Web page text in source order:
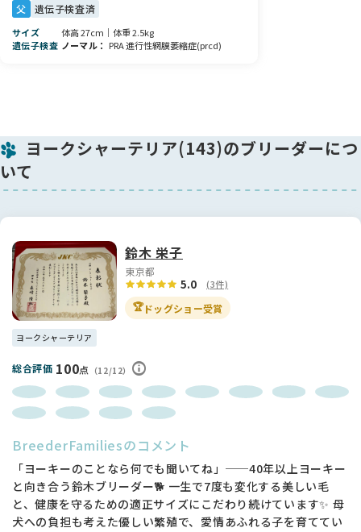
父 遺伝子検査済
サイズ
体高 27cm｜体重 2.5kg
遺伝子検査 ノーマル PRA 進行性網膜萎縮症(prcd)
ヨークシャーテリア(143)のブリーダーにつ
いて
鈴木 栄子
東京都
5.0 (3件)
🏆ドッグショー受賞
ヨークシャーテリア
総合評価 100点 （12/12）
BreederFamiliesのコメント
「ヨーキーのことなら何でも聞いてね」──40年以上ヨーキー
と向き合う鈴木ブリーダー🐕 一生で7度も変化する美しい毛
と、健康を守るための適正サイズにこだわり続けています✨ 母
犬への負担も考えた優しい繁殖で、愛情あふれる子を育ててい